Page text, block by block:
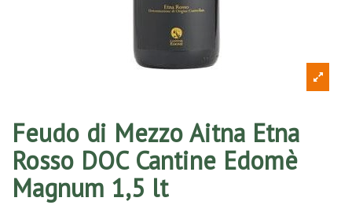
Feudo di Mezzo Aitna Etna
Rosso DOC Cantine Edomè
Magnum 1,5 lt